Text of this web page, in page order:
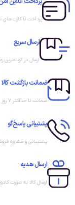
پرداخت با کارت‌های
ارسال سریع
ارسال در کوتاه‌ترین
ضمانت بازگشت کالا
ضمانت تا حداکثر ۷ روز
پشتیبانی پاسخ‌گو
پشتیبانی و مشاوره
ارسال هدیه
ارسال کالا به صورت